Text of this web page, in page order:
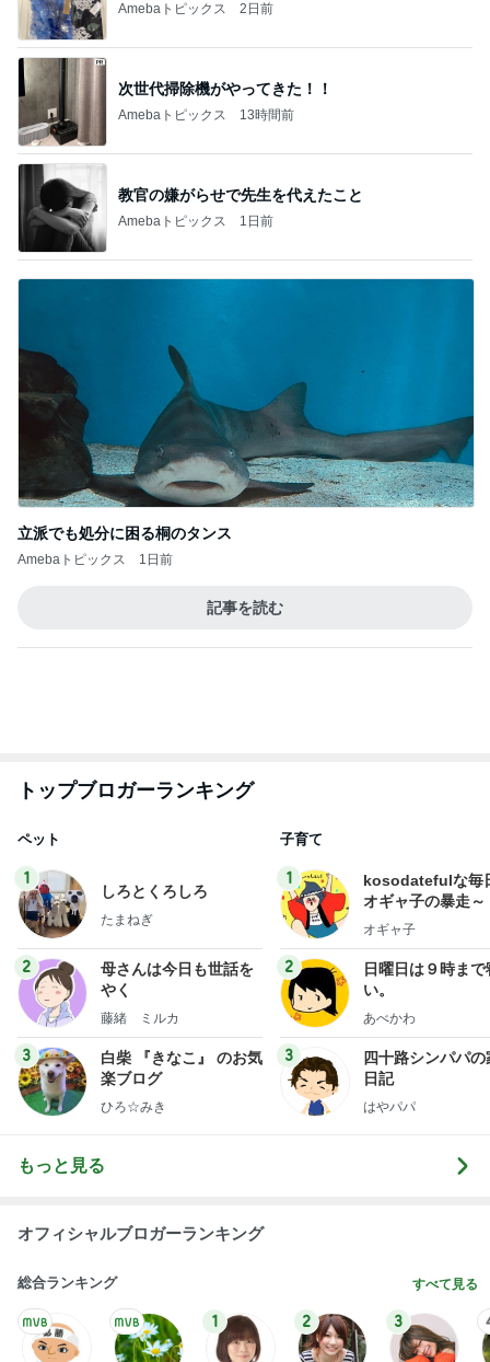
Amebaトピックス 2日前
次世代掃除機がやってきた！！
Amebaトピックス 13時間前
教官の嫌がらせで先生を代えたこと
Amebaトピックス 1日前
立派でも処分に困る桐のタンス
Amebaトピックス 1日前
記事を読む
トップブロガーランキング
ペット
1
しろとくろしろ
たまねぎ
2
母さんは今日も世話を
やく
藤緒 ミルカ
3
白柴 『きなこ』 のお気
楽ブログ
ひろ☆みき
子育て
1
kosodatefulな毎
オギャ子の暴走～
オギャ子
2
日曜日は９時まで
い。
あべかわ
3
四十路シンパパの
日記
はやパパ
もっと見る
オフィシャルブロガーランキング
総合ランキング すべて見る
1 2 3